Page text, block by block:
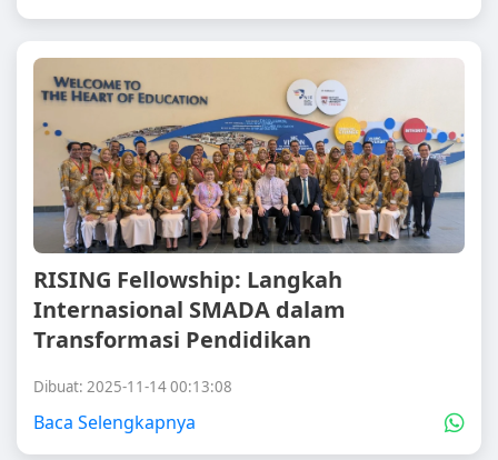
RISING Fellowship: Langkah
Internasional SMADA dalam
Transformasi Pendidikan
Dibuat: 2025-11-14 00:13:08
Baca Selengkapnya